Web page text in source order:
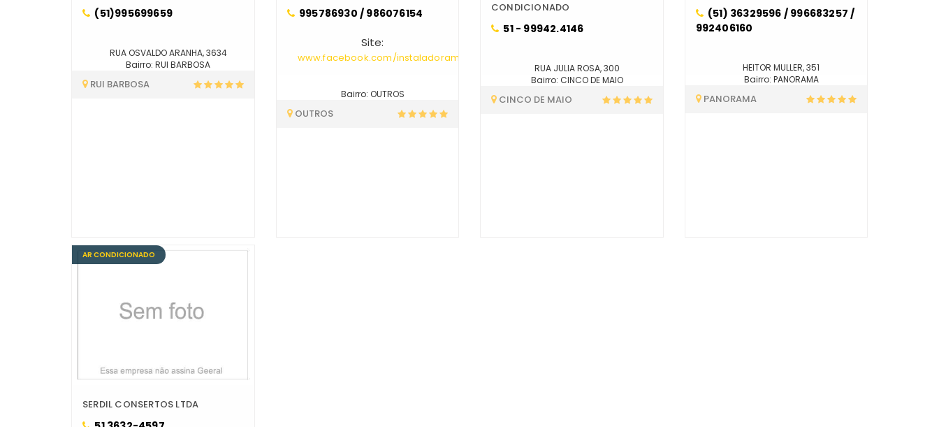
(51)995699659
RUA OSVALDO ARANHA, 3634
Bairro: RUI BARBOSA
RUI BARBOSA
995786930 / 986076154
Site:
www.facebook.com/instaladoramontenegro/
Bairro: OUTROS
OUTROS
CONDICIONADO
51 - 99942.4146
RUA JULIA ROSA, 300
Bairro: CINCO DE MAIO
CINCO DE MAIO
(51) 36329596 / 996683257 /
992406160
HEITOR MULLER, 351
Bairro: PANORAMA
PANORAMA
AR CONDICIONADO
SERDIL CONSERTOS LTDA